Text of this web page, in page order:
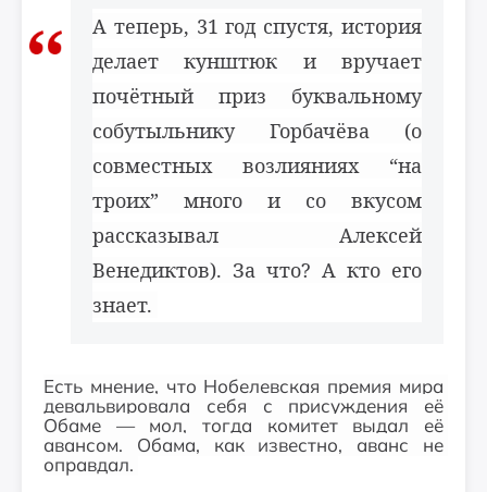
А теперь, 31 год спустя, история
делает кунштюк и вручает
почётный приз буквальному
собутыльнику Горбачёва (о
совместных возлияниях “на
троих” много и со вкусом
рассказывал Алексей
Венедиктов). За что? А кто его
знает.
Есть мнение, что Нобелевская премия мира
девальвировала себя с присуждения её
Обаме — мол, тогда комитет выдал её
авансом. Обама, как известно, аванс не
оправдал.